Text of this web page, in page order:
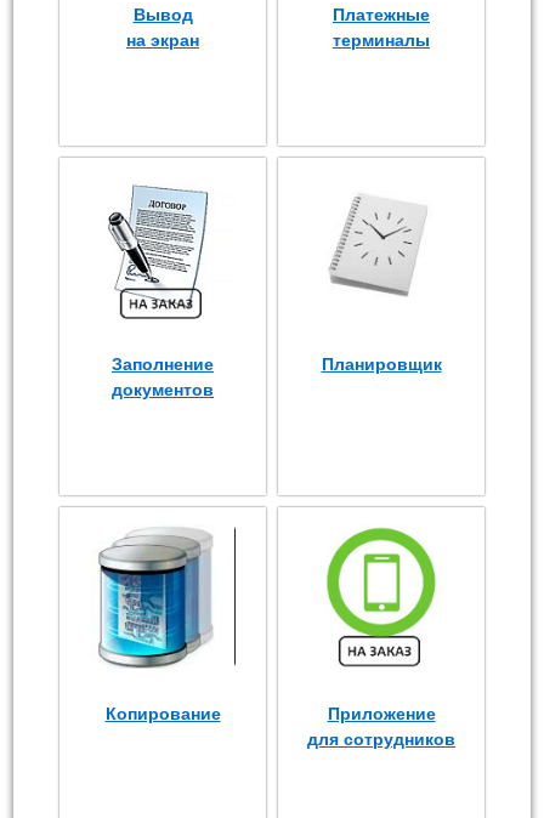
Вывод
на экран
Платежные
терминалы
Заполнение
документов
Планировщик
Копирование
Приложение
для сотрудников